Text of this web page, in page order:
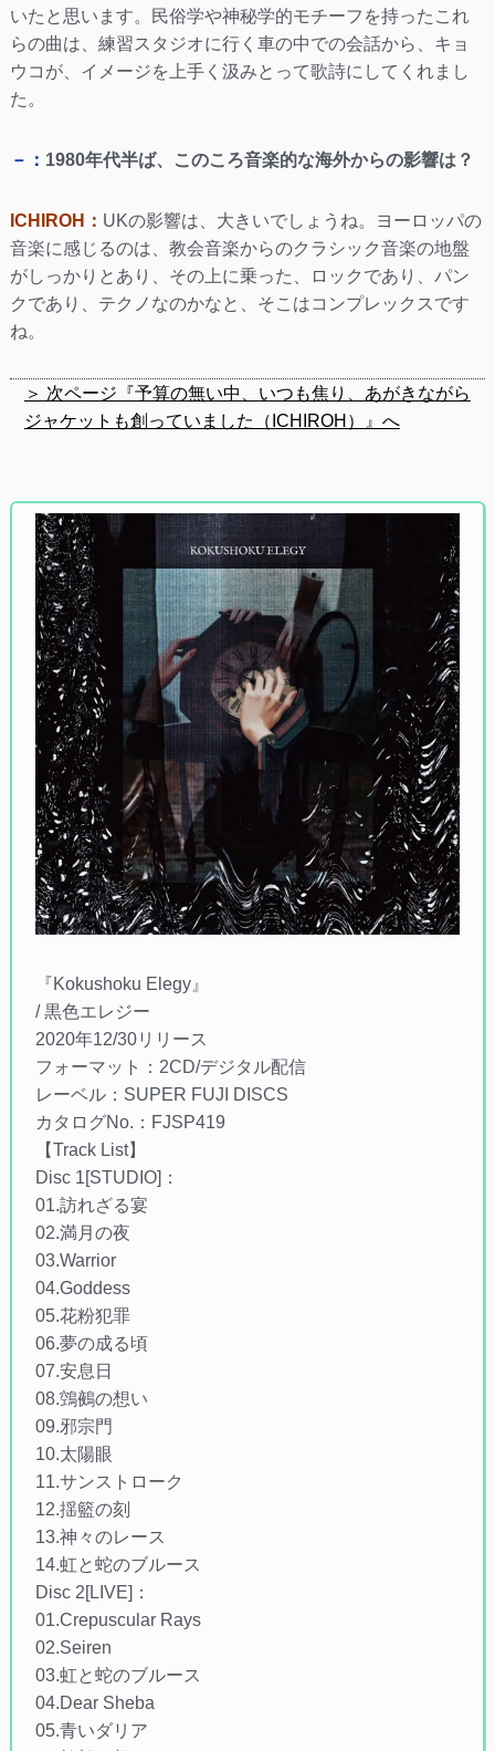
いたと思います。民俗学や神秘学的モチーフを持ったこれ
らの曲は、練習スタジオに行く車の中での会話から、キョ
ウコが、イメージを上手く汲みとって歌詩にしてくれまし
た。
－： 1980年代半ば、このころ音楽的な海外からの影響は？
ICHIROH： UKの影響は、大きいでしょうね。ヨーロッパの
音楽に感じるのは、教会音楽からのクラシック音楽の地盤
がしっかりとあり、その上に乗った、ロックであり、パン
クであり、テクノなのかなと、そこはコンプレックスです
ね。
＞ 次ページ『予算の無い中、いつも焦り、あがきながら
ジャケットも創っていました（ICHIROH）』へ
『Kokushoku Elegy』
/ 黒色エレジー
2020年12/30リリース
フォーマット：2CD/デジタル配信
レーベル：SUPER FUJI DISCS
カタログNo.：FJSP419
【Track List】
Disc 1[STUDIO]：
01.訪れざる宴
02.満月の夜
03.Warrior
04.Goddess
05.花粉犯罪
06.夢の成る頃
07.安息日
08.鵼鵺の想い
09.邪宗門
10.太陽眼
11.サンストローク
12.揺籃の刻
13.神々のレース
14.虹と蛇のブルース
Disc 2[LIVE]：
01.Crepuscular Rays
02.Seiren
03.虹と蛇のブルース
04.Dear Sheba
05.青いダリア